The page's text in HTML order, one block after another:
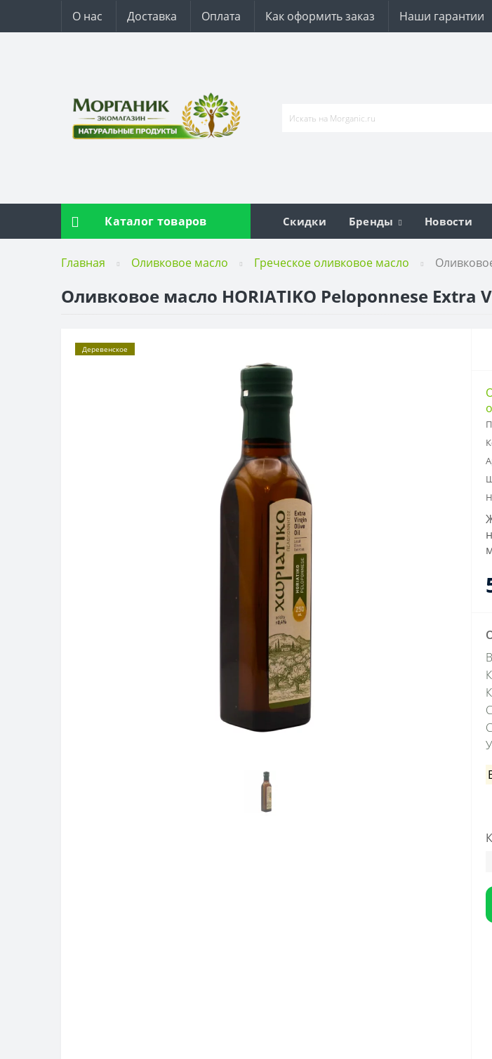
О нас Доставка Оплата Как оформить заказ Наши гарантии
Каталог товаров Скидки Бренды Новости
Главная Оливковое масло Греческое оливковое масло
Оливковое масло HORIATIKO Peloponnese Extra
Деревенское